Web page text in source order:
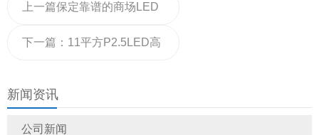
新闻资讯
公司新闻
上一篇保定靠谱的商场LED
显示屏信誉保证
下一篇： 11平方P2.5LED高
怎么计算